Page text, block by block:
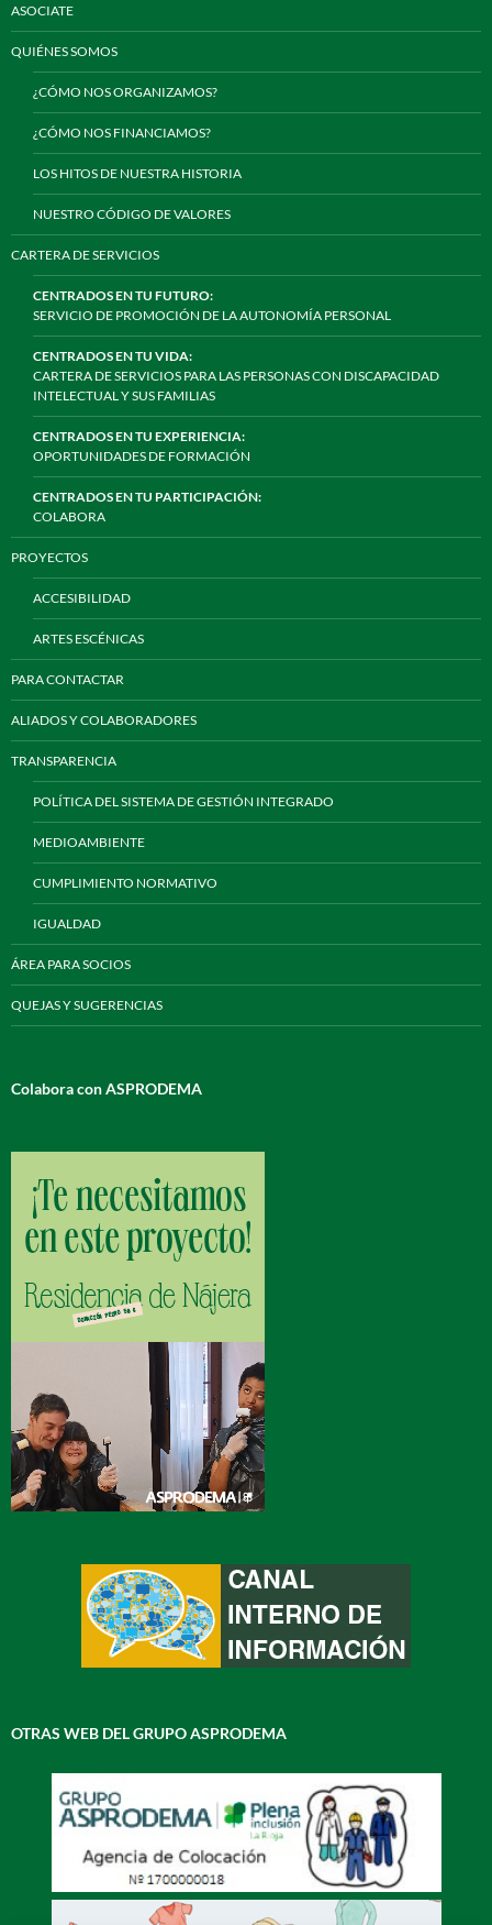
ASOCIATE
QUIÉNES SOMOS
¿CÓMO NOS ORGANIZAMOS?
¿CÓMO NOS FINANCIAMOS?
LOS HITOS DE NUESTRA HISTORIA
NUESTRO CÓDIGO DE VALORES
CARTERA DE SERVICIOS
CENTRADOS EN TU FUTURO:
SERVICIO DE PROMOCIÓN DE LA AUTONOMÍA PERSONAL
CENTRADOS EN TU VIDA:
CARTERA DE SERVICIOS PARA LAS PERSONAS CON DISCAPACIDAD
INTELECTUAL Y SUS FAMILIAS
CENTRADOS EN TU EXPERIENCIA:
OPORTUNIDADES DE FORMACIÓN
CENTRADOS EN TU PARTICIPACIÓN:
COLABORA
PROYECTOS
ACCESIBILIDAD
ARTES ESCÉNICAS
PARA CONTACTAR
ALIADOS Y COLABORADORES
TRANSPARENCIA
POLÍTICA DEL SISTEMA DE GESTIÓN INTEGRADO
MEDIOAMBIENTE
CUMPLIMIENTO NORMATIVO
IGUALDAD
ÁREA PARA SOCIOS
QUEJAS Y SUGERENCIAS
Colabora con ASPRODEMA
OTRAS WEB DEL GRUPO ASPRODEMA